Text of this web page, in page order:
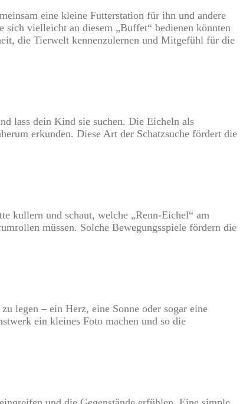
eine kleine Futterstation für ihn und andere
sich vielleicht an diesem „Buffet“ bedienen könnten
die Tierwelt kennenzulernen und Mitgefühl für die
lass dein Kind sie suchen. Die Eicheln als
erkunden. Diese Art der Schatzsuche fördert die
kullern und schaut, welche „Renn-Eichel“ am
müssen. Solche Bewegungsspiele fördern die
legen – ein Herz, eine Sonne oder sogar eine
ein kleines Foto machen und so die